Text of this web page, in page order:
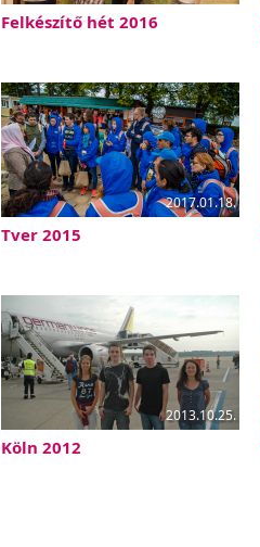
Felkészítő hét 2016
2017.01.18.
Tver 2015
2013.10.25.
Köln 2012